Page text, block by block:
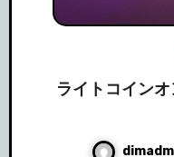
ライトコイン